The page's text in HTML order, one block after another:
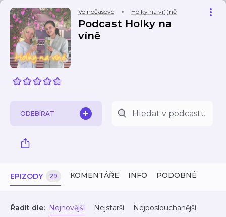
Volnočasové Holky na vi(í)ně
Podcast Holky na
víně
ODEBÍRAT
EPIZODY 29 KOMENTÁŘE INFO PODOBNÉ
Řadit dle: Nejnovější Nejstarší Nejposlouchanější